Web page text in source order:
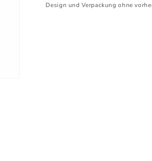
Design und Verpackung ohne